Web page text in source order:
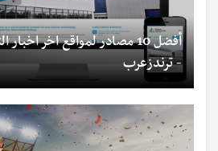
أفضل 10 مصادر لمواقع اخر
- ترندزعرب